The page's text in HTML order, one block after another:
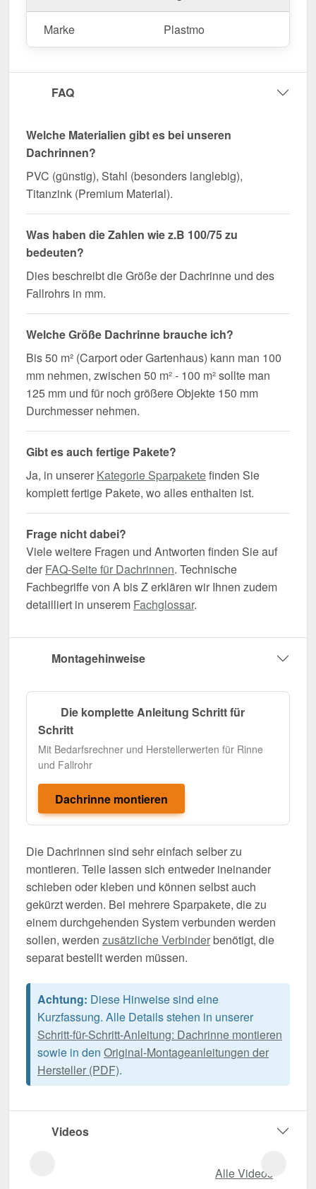
Marke Plastmo
FAQ
Welche Materialien gibt es bei unseren
Dachrinnen?
PVC (günstig), Stahl (besonders langlebig),
Titanzink (Premium Material).
Was haben die Zahlen wie z.B 100/75 zu
bedeuten?
Dies beschreibt die Größe der Dachrinne und des
Fallrohrs in mm.
Welche Größe Dachrinne brauche ich?
Bis 50 m² (Carport oder Gartenhaus) kann man 100
mm nehmen, zwischen 50 m² - 100 m² sollte man
125 mm und für noch größere Objekte 150 mm
Durchmesser nehmen.
Gibt es auch fertige Pakete?
Ja, in unserer Kategorie Sparpaketefinden Sie
komplett fertige Pakete, wo alles enthalten ist.
Frage nicht dabei?
Viele weitere Fragen und Antworten finden Sie auf
der FAQ-Seite für Dachrinnen. Technische
Fachbegriffe von A bis Z erklären wir Ihnen zudem
detailliert in unserem Fachglossar.
Montagehinweise
Die komplette Anleitung Schritt für
Schritt
Mit Bedarfsrechner und Herstellerwerten für Rinne
und Fallrohr
Dachrinne montieren
Die Dachrinnen sind sehr einfach selber zu
montieren. Teile lassen sich entweder ineinander
schieben oder kleben und können selbst auch
gekürzt werden. Bei mehrere Sparpakete, die zu
einem durchgehenden System verbunden werden
sollen, werden zusätzliche Verbinderbenötigt, die
separat bestellt werden müssen.
Achtung: Diese Hinweise sind eine
Kurzfassung. Alle Details stehen in unserer
Schritt-für-Schritt-Anleitung: Dachrinne montieren
sowie in den Original-Montageanleitungen der
Hersteller (PDF).
Videos
Alle Videos